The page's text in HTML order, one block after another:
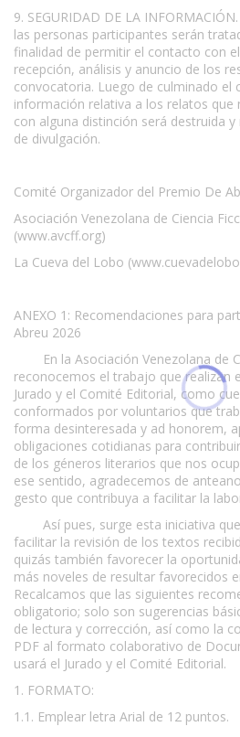
9. SEGURIDAD DE LA
las personas participantes serán
finalidad de permitir el contacto con
recepción, análisis y anuncio de los
convocatoria. Luego de culminado el
información relativa a los relatos que
con alguna distinción será destruida
de divulgación.
Comité Organizador del Premio De
Asociación Venezolana de Ciencia
(www.avcff.org)
La Cueva del Lobo
ANEXO 1: Recomendaciones para
Abreu 2026
En la Asociación Venezolana de
reconocemos el trabajo que realizan
Jurado y el Comité Editorial, como
conformados por voluntarios que
forma desinteresada y ad honorem,
obligaciones cotidianas para
de los géneros literarios que nos
ese sentido, agradecemos de
gesto que contribuya a facilitar la
Así pues, surge esta iniciativa
facilitar la revisión de los textos
quizás también favorecer la
más noveles de resultar favorecidos
Recalcamos que las siguientes
obligatorio; solo son sugerencias
de lectura y corrección, así como la
PDF al formato colaborativo de
usará el Jurado y el Comité Editorial.
1. FORMATO:
1.1. Emplear letra Arial de 12 puntos.